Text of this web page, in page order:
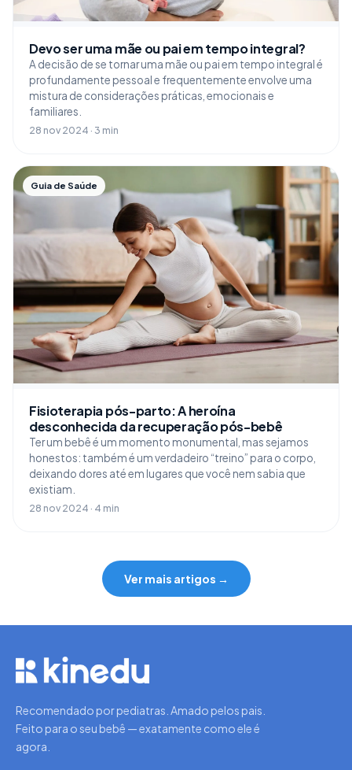
Devo ser uma mãe ou pai em tempo integral?
A decisão de se tornar uma mãe ou pai em tempo integral é
profundamente pessoal e frequentemente envolve uma
mistura de considerações práticas, emocionais e
familiares.
28 nov 2024 · 3 min
Guia de Saúde
Fisioterapia pós-parto: A heroína
desconhecida da recuperação pós-bebê
Ter um bebê é um momento monumental, mas sejamos
honestos: também é um verdadeiro “treino” para o corpo,
deixando dores até em lugares que você nem sabia que
existiam.
28 nov 2024 · 4 min
Ver mais artigos →
Recomendado por pediatras. Amado pelos pais.
Feito para o seu bebê — exatamente como ele é
agora.